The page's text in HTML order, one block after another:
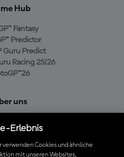
Hub
Fantasy
Predictor
Guru Predict
Racing 25/26
uns
Richtlinien
Erlebnis
verwenden Cookies und ähnliche
mit unseren Websites,